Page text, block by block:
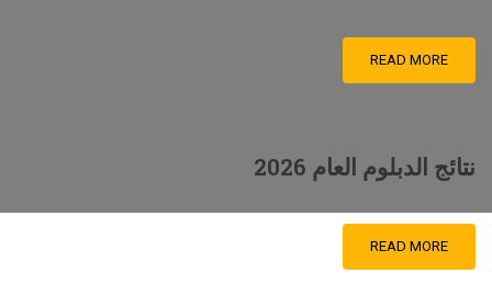
READ MORE
نتائج الدبلوم العام 2026
READ MORE